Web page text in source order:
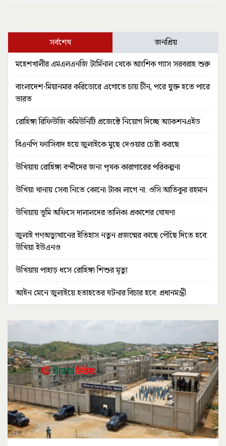
সর্বশেষ জনপ্রিয়
মহেশখালীর এমএলএনজি টার্মিনাল থেকে আংশিক গ্যাস সরবরাহ শুরু
বাংলাদেশ-মিয়ানমার করিডোরে এগোতে চায় চীন, পরে যুক্ত হতে পারে
ভারত
রোহিঙ্গা রিফিউজি কমিউনিটি প্রজেক্টে নিয়োগ দিচ্ছে অ্যাকশনএইড
বিএনপি ফ্যাসিবাদ হয়ে জুলাইকে মুছে দেওয়ার চেষ্টা করছে
উখিয়ায় রোহিঙ্গা বন্দীদের জন্য পৃথক কারাগারের পরিকল্পনা
উখিয়া থানায় সেবা নিতে কোনো টাকা লাগে না: ওসি আতিকুর রহমান
উখিয়ায় ভূমি অফিসে দালালদের তালিকা প্রকাশের ঘোষণা
জুলাই গণঅভ্যুত্থানের ইতিহাস নতুন প্রজন্মের কাছে পৌঁছে দিতে হবে:
উখিয়া ইউএনও
উখিয়ায় পাহাড় ধসে রোহিঙ্গা শিশুর মৃত্যু
আইন মেনে জুলাইয়ে হতাহতের ঘটনার বিচার হবে: প্রধানমন্ত্রী